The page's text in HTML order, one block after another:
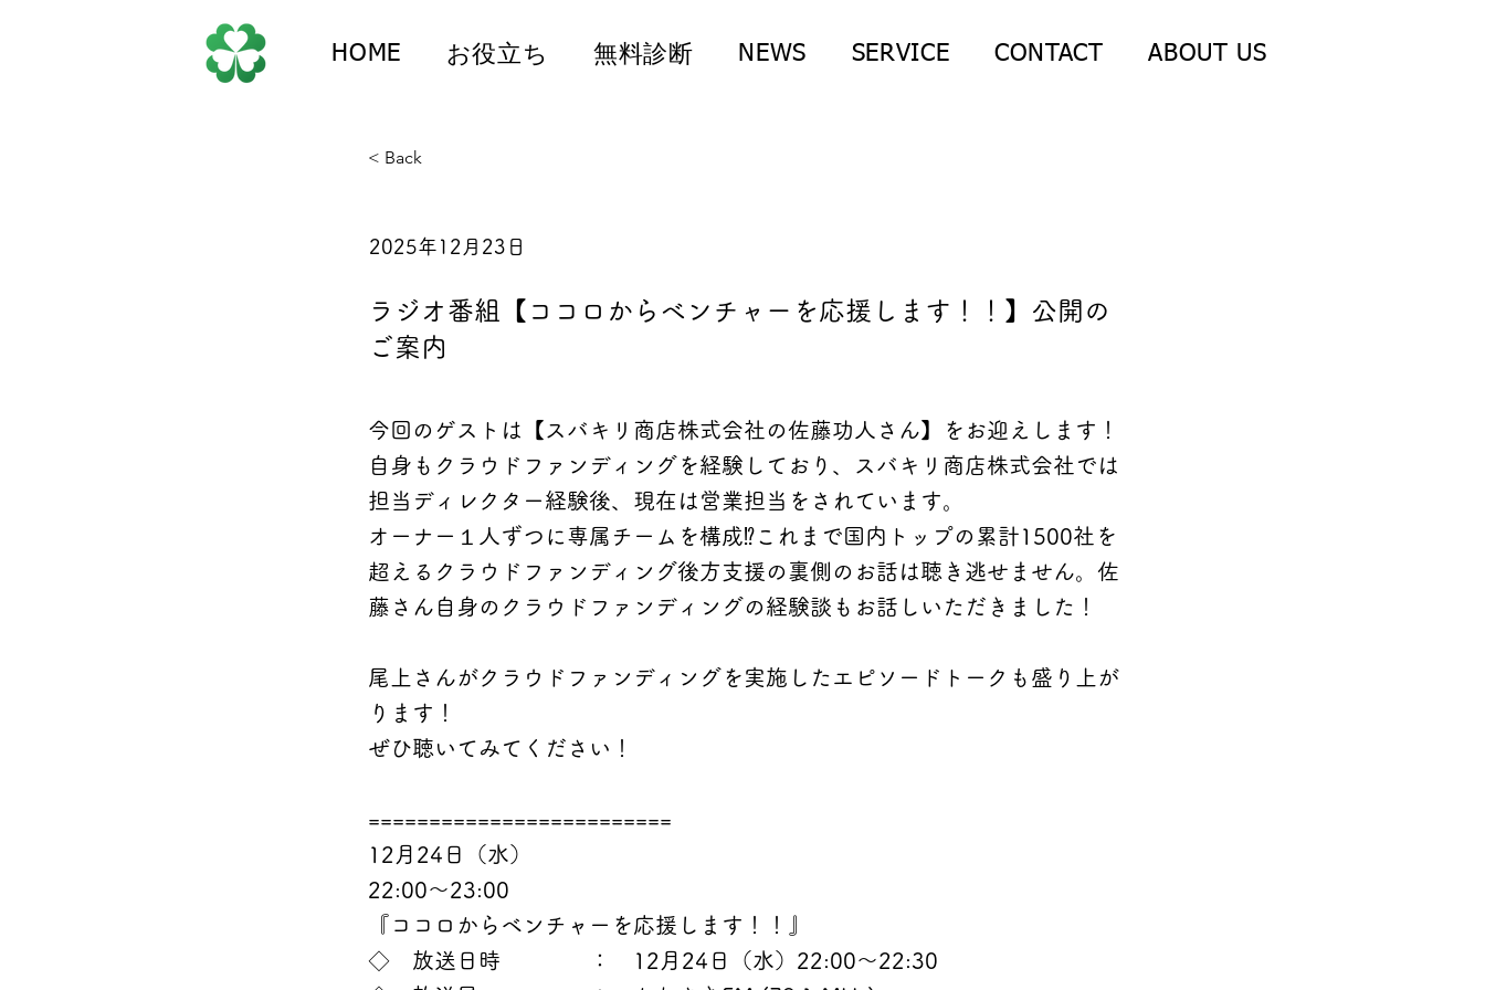
HOME お役立ち 無料診断 NEWS SERVICE CONTACT ABOUT US
< Back
2025年12月23日
ラジオ番組【ココロからベンチャーを応援します！！】公開の
ご案内
今回のゲストは【スバキリ商店株式会社の佐藤功人さん】をお迎えします！
自身もクラウドファンディングを経験しており、スバキリ商店株式会社では
担当ディレクター経験後、現在は営業担当をされています。
オーナー１人ずつに専属チームを構成⁉これまで国内トップの累計1500社を
超えるクラウドファンディング後方支援の裏側のお話は聴き逃せません。佐
藤さん自身のクラウドファンディングの経験談もお話しいただきました！
尾上さんがクラウドファンディングを実施したエピソードトークも盛り上が
ります！
ぜひ聴いてみてください！
=========================
12月24日（水）
22:00～23:00
『ココロからベンチャーを応援します！！』
◇ 放送日時 ： 12月24日（水）22:00～22:30